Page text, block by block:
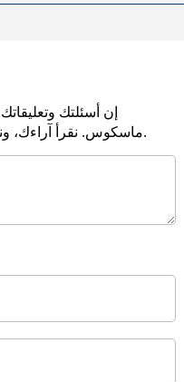
إن أسئلتك
ماسكوس. نقرأ آراءك، ونرد عليها، بناء على طلبكم في أسرع وقت ممكن.